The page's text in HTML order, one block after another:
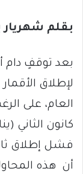
بقلم شهريار
بعد توقفٍ دام
لإطلاق
العام، على
كانون الثاني
فشل إطلاق
أن هذه